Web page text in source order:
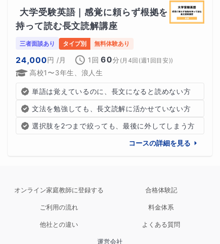
大学受験英語｜感覚に頼らず根拠を
持って読む長文読解講座
三者面談あり タイプ別 無料体験あり
24,000円 /月 1回 60分 (月4回(週1回目安))
高校1〜3年生、浪人生
単語は覚えているのに、長文になると読めない方
文法を勉強しても、長文読解に活かせていない方
選択肢を2つまで絞っても、最後に外してしまう方
コースの詳細を見る
オンライン家庭教師に登録する 合格体験記
ご利用の流れ 料金体系
他社との違い よくある質問
運営会社